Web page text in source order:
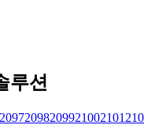
루션
20972098209921002101